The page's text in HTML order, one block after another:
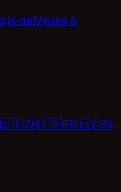
Messe &
🇨🇳ZH🇫🇷FR🇪🇸ES